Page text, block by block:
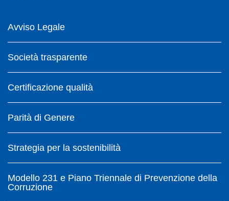
Avviso Legale
Società trasparente
Certificazione qualità
Parità di Genere
Strategia per la sostenibilità
Modello 231 e Piano Triennale di Prevenzione della
Corruzione